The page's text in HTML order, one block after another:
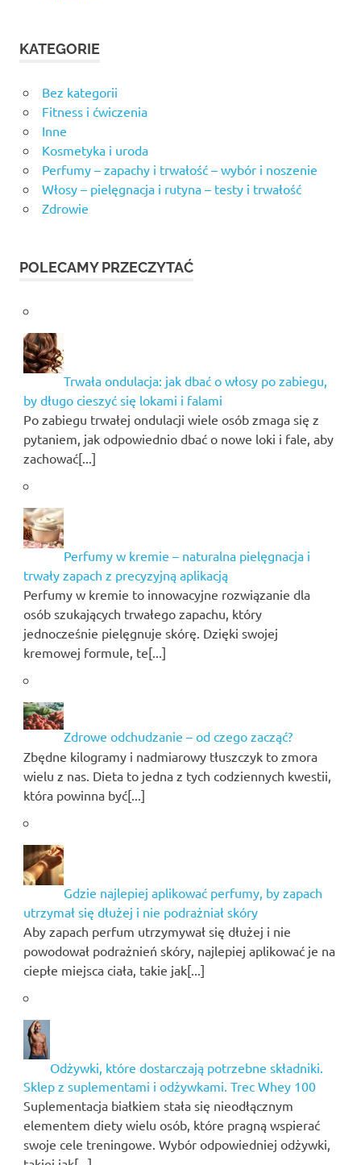
KATEGORIE
Bez kategorii
Fitness i ćwiczenia
Inne
Kosmetyka i uroda
Perfumy – zapachy i trwałość – wybór i noszenie
Włosy – pielęgnacja i rutyna – testy i trwałość
Zdrowie
POLECAMY PRZECZYTAĆ
Trwała ondulacja: jak dbać o włosy po zabiegu,
by długo cieszyć się lokami i falami
Po zabiegu trwałej ondulacji wiele osób zmaga się z
pytaniem, jak odpowiednio dbać o nowe loki i fale, aby
zachować[...]
Perfumy w kremie – naturalna pielęgnacja i
trwały zapach z precyzyjną aplikacją
Perfumy w kremie to innowacyjne rozwiązanie dla
osób szukających trwałego zapachu, który
jednocześnie pielęgnuje skórę. Dzięki swojej
kremowej formule, te[...]
Zdrowe odchudzanie – od czego zacząć?
Zbędne kilogramy i nadmiarowy tłuszczyk to zmora
wielu z nas. Dieta to jedna z tych codziennych kwestii,
która powinna być[...]
Gdzie najlepiej aplikować perfumy, by zapach
utrzymał się dłużej i nie podrażniał skóry
Aby zapach perfum utrzymywał się dłużej i nie
powodował podrażnień skóry, najlepiej aplikować je na
ciepłe miejsca ciała, takie jak[...]
Odżywki, które dostarczają potrzebne składniki.
Sklep z suplementami i odżywkami. Trec Whey 100
Suplementacja białkiem stała się nieodłącznym
elementem diety wielu osób, które pragną wspierać
swoje cele treningowe. Wybór odpowiedniej odżywki,